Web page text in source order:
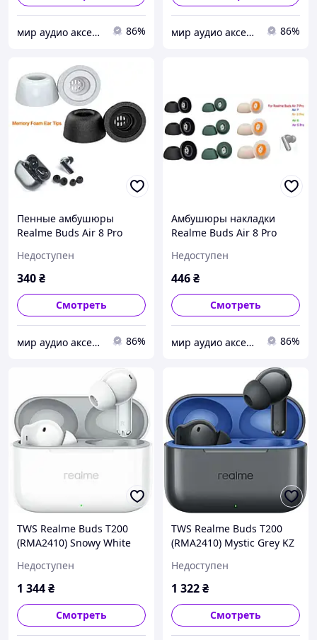
мир аудио аксессуаров 86% мир аудио аксессуаров 86%
Пенные амбушюры
Realme Buds Air 8 Pro
Pro Buds Air 6 Pro Buds
T300 Buds T100 T200 Lite
Недоступен
340₴
Смотреть
мир аудио аксессуаров 86%
Амбушюры накладки
Realme Buds Air 8 Pro
Pro Buds Air 5 Pro T200
Lite Комплект 3 пары
Недоступен
446₴
Смотреть
мир аудио аксессуаров 86%
TWS Realme Buds T200
(RMA2410) Snowy White
Недоступен
1 344₴
Смотреть
TWS Realme Buds T200
(RMA2410) Mystic Grey KZ
Недоступен
1 322₴
Смотреть